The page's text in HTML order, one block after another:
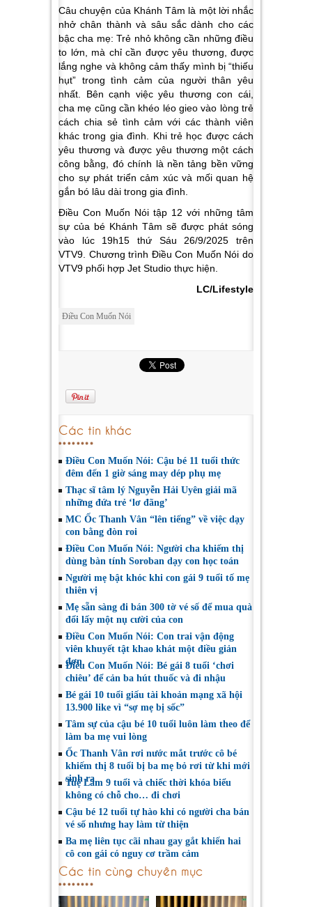
Câu chuyện của Khánh Tâm là một lời nhắc
nhở chân thành và sâu sắc dành cho các
bậc cha mẹ: Trẻ nhỏ không cần những điều
to lớn, mà chỉ cần được yêu thương, được
lắng nghe và không cảm thấy mình bị “thiếu
hụt” trong tình cảm của người thân yêu
nhất. Bên cạnh việc yêu thương con cái,
cha mẹ cũng cần khéo léo gieo vào lòng trẻ
cách chia sẻ tình cảm với các thành viên
khác trong gia đình. Khi trẻ học được cách
yêu thương và được yêu thương một cách
công bằng, đó chính là nền tảng bền vững
cho sự phát triển cảm xúc và mối quan hệ
gắn bó lâu dài trong gia đình.
Điều Con Muốn Nói tập 12 với những tâm
sự của bé Khánh Tâm sẽ được phát sóng
vào lúc 19h15 thứ Sáu 26/9/2025 trên
VTV9. Chương trình Điều Con Muốn Nói do
VTV9 phối hợp Jet Studio thực hiện.
LC/Lifestyle
Điều Con Muốn Nói
Các tin khác
Điều Con Muốn Nói: Cậu bé 11 tuổi thức
đêm đến 1 giờ sáng may dép phụ mẹ
Thạc sĩ tâm lý Nguyễn Hải Uyên giải mã
những đứa trẻ ‘lơ đãng’
MC Ốc Thanh Vân “lên tiếng” về việc dạy
con bằng đòn roi
Điều Con Muốn Nói: Người cha khiếm thị
dùng bàn tính Soroban dạy con học toán
Người mẹ bật khóc khi con gái 9 tuổi tố mẹ
thiên vị
Mẹ sẵn sàng đi bán 300 tờ vé số để mua quà
đổi lấy một nụ cười của con
Điều Con Muốn Nói: Con trai vận động
viên khuyết tật khao khát một điều giản
đơn
Điều Con Muốn Nói: Bé gái 8 tuổi ‘chơi
chiêu’ để cản ba hút thuốc và đi nhậu
Bé gái 10 tuổi giấu tài khoản mạng xã hội
13.900 like vì “sợ mẹ bị sốc”
Tâm sự của cậu bé 10 tuổi luôn làm theo để
làm ba mẹ vui lòng
Ốc Thanh Vân rơi nước mắt trước cô bé
khiếm thị 8 tuổi bị ba mẹ bỏ rơi từ khi mới
sinh ra
Tuệ Lâm 9 tuổi và chiếc thời khóa biểu
không có chỗ cho… đi chơi
Cậu bé 12 tuổi tự hào khi có người cha bán
vé số nhưng hay làm từ thiện
Ba mẹ liên tục cãi nhau gay gắt khiến hai
cô con gái có nguy cơ trầm cảm
Các tin cùng chuyên mục